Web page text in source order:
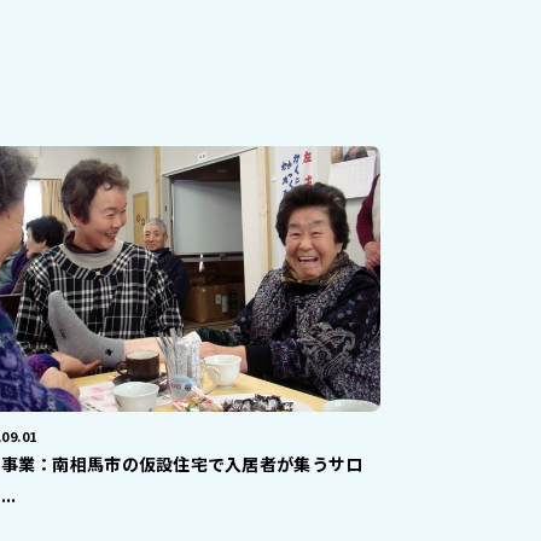
業：南相馬市の仮設住宅で入居者が集うサロ